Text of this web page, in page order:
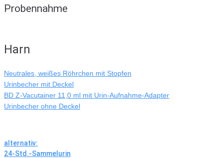
Probennahme
Harn
Neutrales, weißes Röhrchen mit Stopfen
Urinbecher mit Deckel
BD Z-Vacutainer 11,0 ml mit Urin-Aufnahme-Adapter
Urinbecher ohne Deckel
alternativ:
24-Std.-Sammelurin